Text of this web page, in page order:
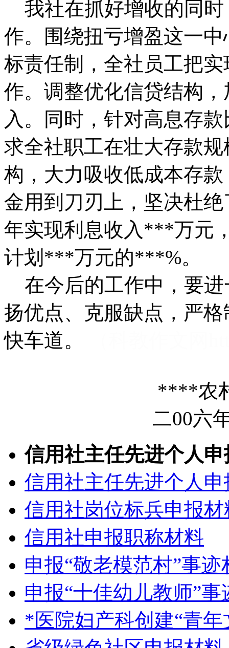
我社在抓好增收的同时
作。围绕扭亏增盈这一
标责任制，全社员工把
作。调整优化信贷结构
入。同时，针对高息存
求全社职工在壮大存款
构，大力吸收低成本存
金用到刀刃上，坚决杜
年实现利息收入***万元
计划***万元的***%。
在今后的工作中，要进
扬优点、克服缺点，严
快车道。
****农村信
二00六年一
信用社主任先进个人
信用社主任先进个人
信用社岗位标兵申报材
信用社申报职称材料
申报“敬老模范村”事迹
申报“十佳幼儿教师”事
*医院妇产科创建“青